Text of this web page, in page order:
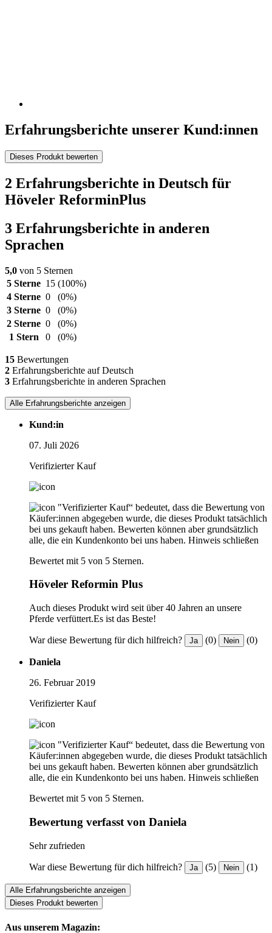
Erfahrungsberichte unserer Kund:innen
Dieses Produkt bewerten
2 Erfahrungsberichte in Deutsch für
Höveler ReforminPlus
3 Erfahrungsberichte in anderen
Sprachen
5,0 von 5 Sternen
5 Sterne 15 (100%)
4 Sterne 0
(0%)
3 Sterne 0
(0%)
2 Sterne 0
(0%)
1 Stern
0 (0%)
15 Bewertungen
2 Erfahrungsberichte auf Deutsch
3 Erfahrungsberichte in anderen Sprachen
Alle Erfahrungsberichte anzeigen
Kund:in
07. Juli 2026
Verifizierter Kauf
"Verifizierter Kauf“ bedeutet, dass die Bewertung von
Käufer:innen abgegeben wurde, die dieses Produkt tatsächlich
bei uns gekauft haben. Bewerten können aber grundsätzlich
alle, die ein Kundenkonto bei uns haben. Hinweis schließen
Bewertet mit 5 von 5 Sternen.
Höveler Reformin Plus
Auch dieses Produkt wird seit über 40 Jahren an unsere
Pferde verfüttert.Es ist das Beste!
War diese Bewertung für dich hilfreich? Ja (0) Nein (0)
Daniela
26. Februar 2019
Verifizierter Kauf
"Verifizierter Kauf“ bedeutet, dass die Bewertung von
Käufer:innen abgegeben wurde, die dieses Produkt tatsächlich
bei uns gekauft haben. Bewerten können aber grundsätzlich
alle, die ein Kundenkonto bei uns haben. Hinweis schließen
Bewertet mit 5 von 5 Sternen.
Bewertung verfasst von Daniela
Sehr zufrieden
War diese Bewertung für dich hilfreich? Ja (5) Nein (1)
Alle Erfahrungsberichte anzeigen
Dieses Produkt bewerten
Aus unserem Magazin: